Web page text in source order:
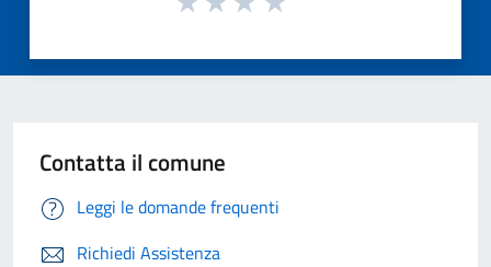
Contatta il comune
Leggi le domande frequenti
Richiedi Assistenza